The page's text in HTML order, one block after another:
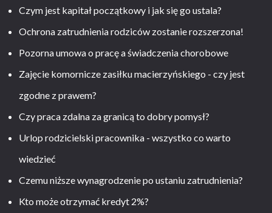
Czym jest kapitał początkowy i jak się go ustala?
Ochrona zatrudnienia rodziców zostanie rozszerzona!
Pozorna umowa o pracę a świadczenia chorobowe
Zajęcie komornicze zasiłku macierzyńskiego - czy jest
zgodne z prawem?
Czy praca zdalna za granicą to dobry pomysł?
Urlop rodzicielski pracownika - wszystko co warto
wiedzieć
Czemu niższe wynagrodzenie po ustaniu zatrudnienia?
Kto może otrzymać kredyt 2%?